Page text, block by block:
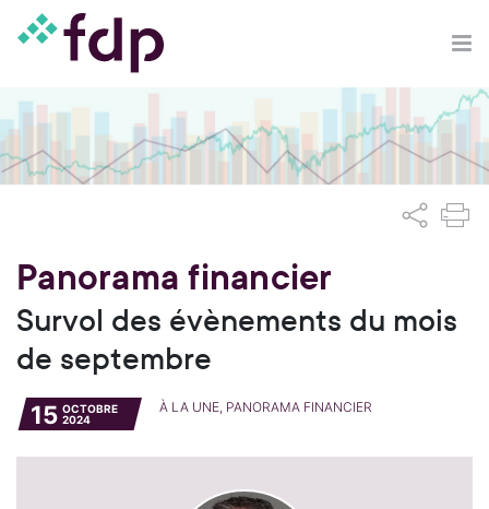
Panorama financier
Survol des évènements du mois
de septembre
15 OCTOBRE
2024
À LA UNE, PANORAMA FINANCIER